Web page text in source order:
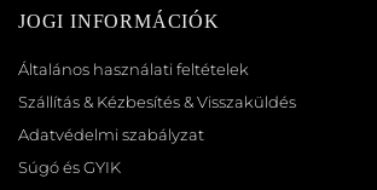
JOGI INFORMÁCIÓK
Általános használati feltételek
Szállítás & Kézbesítés & Visszaküldés
Adatvédelmi szabályzat
Súgó és GYIK